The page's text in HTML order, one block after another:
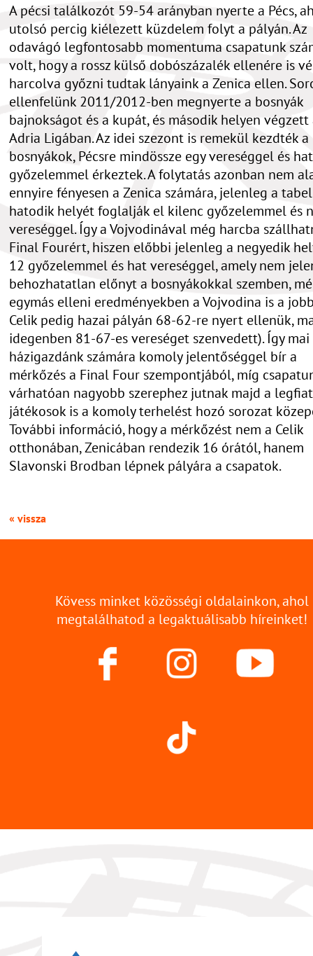
A pécsi találkozót 59-54 arányban nyerte a Pécs,
utolsó percig kiélezett küzdelem folyt a pályán. Az
odavágó legfontosabb momentuma csapatunk
volt, hogy a rossz külső dobószázalék ellenére is
harcolva győzni tudtak lányaink a Zenica ellen.
ellenfelünk 2011/2012-ben megnyerte a bosnyák
bajnokságot és a kupát, és második helyen végzett
Adria Ligában. Az idei szezont is remekül kezdték a
bosnyákok, Pécsre mindössze egy vereséggel és hat
győzelemmel érkeztek. A folytatás azonban nem
ennyire fényesen a Zenica számára, jelenleg a
hatodik helyét foglalják el kilenc győzelemmel és
vereséggel. Így a Vojvodinával még harcba
Final Fourért, hiszen előbbi jelenleg a negyedik
12 győzelemmel és hat vereséggel, amely nem
behozhatatlan előnyt a bosnyákokkal szemben,
egymás elleni eredményekben a Vojvodina is a
Celik pedig hazai pályán 68-62-re nyert ellenük,
idegenben 81-67-es vereséget szenvedett). Így mai
házigazdánk számára komoly jelentőséggel bír a
mérkőzés a Final Four szempontjából, míg
várhatóan nagyobb szerephez jutnak majd a
játékosok is a komoly terhelést hozó sorozat
További információ, hogy a mérkőzést nem a Celik
otthonában, Zenicában rendezik 16 órától, hanem
Slavonski Brodban lépnek pályára a csapatok.
« vissza
Kövess minket közösségi oldalainkon, ahol
megtalálhatod a legaktuálisabb híreinket!